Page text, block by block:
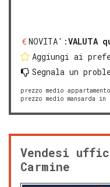
NOVITA':VALUTA
Aggiungi ai
Segnala un
prezzo medio
prezzo medio mansarda in
Vendesi
Carmine